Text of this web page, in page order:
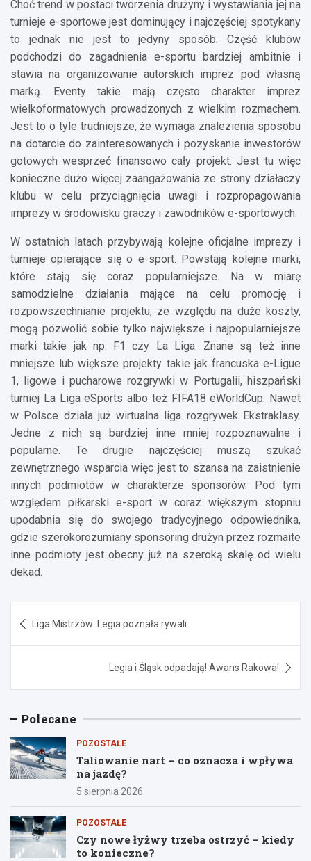
Choć trend w postaci tworzenia drużyny i wystawiania jej na
turnieje e-sportowe jest dominujący i najczęściej spotykany
to jednak nie jest to jedyny sposób. Część klubów
podchodzi do zagadnienia e-sportu bardziej ambitnie i
stawia na organizowanie autorskich imprez pod własną
marką. Eventy takie mają często charakter imprez
wielkoformatowych prowadzonych z wielkim rozmachem.
Jest to o tyle trudniejsze, że wymaga znalezienia sposobu
na dotarcie do zainteresowanych i pozyskanie inwestorów
gotowych wesprzeć finansowo cały projekt. Jest tu więc
konieczne dużo więcej zaangażowania ze strony działaczy
klubu w celu przyciągnięcia uwagi i rozpropagowania
imprezy w środowisku graczy i zawodników e-sportowych.
W ostatnich latach przybywają kolejne oficjalne imprezy i
turnieje opierające się o e-sport. Powstają kolejne marki,
które stają się coraz popularniejsze. Na w miarę
samodzielne działania mające na celu promocję i
rozpowszechnianie projektu, ze względu na duże koszty,
mogą pozwolić sobie tylko największe i najpopularniejsze
marki takie jak np. F1 czy La Liga. Znane są też inne
mniejsze lub większe projekty takie jak francuska e-Ligue
1, ligowe i pucharowe rozgrywki w Portugalii, hiszpański
turniej La Liga eSports albo też FIFA18 eWorldCup. Nawet
w Polsce działa już wirtualna liga rozgrywek Ekstraklasy.
Jedne z nich są bardziej inne mniej rozpoznawalne i
popularne. Te drugie najczęściej muszą szukać
zewnętrznego wsparcia więc jest to szansa na zaistnienie
innych podmiotów w charakterze sponsorów. Pod tym
względem piłkarski e-sport w coraz większym stopniu
upodabnia się do swojego tradycyjnego odpowiednika,
gdzie szerokorozumiany sponsoring drużyn przez rozmaite
inne podmioty jest obecny już na szeroką skalę od wielu
dekad.
wpisu
Liga Mistrzów: Legia poznała rywali
Legia i Śląsk odpadają! Awans Rakowa!
Polecane
POZOSTAŁE
Taliowanie nart – co oznacza i wpływa
na jazdę?
5 sierpnia 2026
POZOSTAŁE
Czy nowe łyżwy trzeba ostrzyć – kiedy
to konieczne?